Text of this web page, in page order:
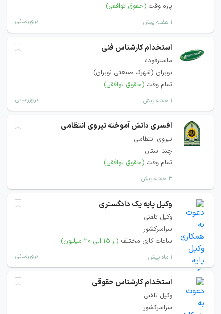
پاره وقت (حقوق توافقی)
۱ هفته پیش بروزرسانی
استخدام کارشناس فنی
ماسترفوده
نوبران (شهرک صنعتی نوبران)
تمام وقت (حقوق توافقی)
۱ هفته پیش بروزرسانی
افسری دانش آموخته نیروی انتظامی
نیروی انتظامی
چند استان
تمام وقت (حقوق توافقی)
۳ هفته پیش
وکیل پایه یک دادگستری
وکیل تلفنی
سراسرکشور
ساعات کاری مختلف (از ۱۵ الی ۲۰ میلیون)
۱ ماه پیش بروزرسانی
استخدام کارشناس حقوقی
وکیل تلفنی
سراسرکشور